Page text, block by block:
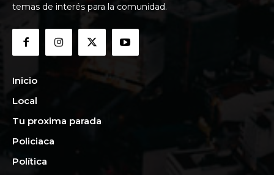
temas de interés para la comunidad.
Inicio
Local
Tu proxima parada
Policiaca
Política